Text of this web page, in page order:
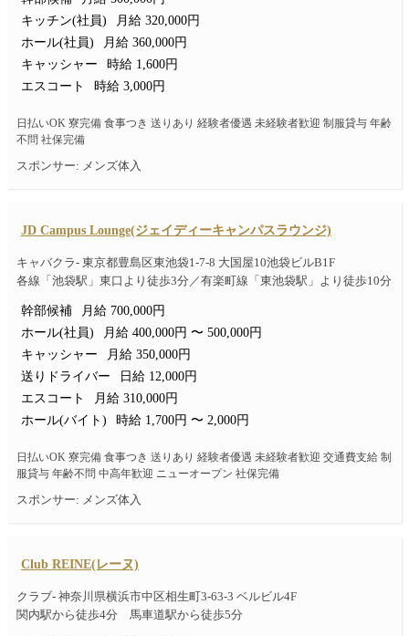
キッチン(社員)
月給 320,000円
ホール(社員)
月給 360,000円
キャッシャー
時給 1,600円
エスコート
時給 3,000円
日払いOK 寮完備 食事つき 送りあり 経験者優遇 未経験者歓迎 制服貸与 年齢
不問 社保完備
スポンサー: メンズ体入
JD Campus Lounge(ジェイディーキャンパスラウンジ)
キャバクラ- 東京都豊島区東池袋1-7-8 大国屋10池袋ビルB1F
各線「池袋駅」東口より徒歩3分／有楽町線「東池袋駅」より徒歩10分
幹部候補
月給 700,000円
ホール(社員)
月給 400,000円 〜 500,000円
キャッシャー
月給 350,000円
送りドライバー
日給 12,000円
エスコート
月給 310,000円
ホール(バイト)
時給 1,700円 〜 2,000円
日払いOK 寮完備 食事つき 送りあり 経験者優遇 未経験者歓迎 交通費支給 制
服貸与 年齢不問 中高年歓迎 ニューオープン 社保完備
スポンサー: メンズ体入
Club REINE(レーヌ)
クラブ- 神奈川県横浜市中区相生町3-63-3 ベルビル4F
関内駅から徒歩4分 馬車道駅から徒歩5分